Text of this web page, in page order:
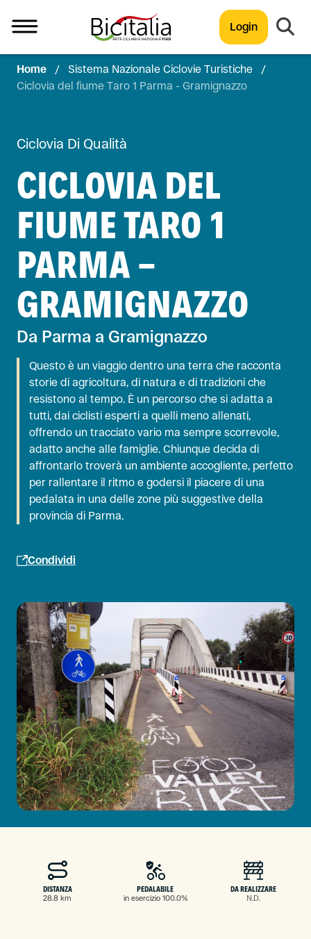
Login
TUTTO
Home / Sistema Nazionale Ciclovie Turistiche
/
Ciclovia del fiume Taro 1 Parma - Gramignazzo
Ciclovia Di Qualità
CICLOVIA DEL
FIUME TARO 1
PARMA -
GRAMIGNAZZO
Da Parma a Gramignazzo
Questo è un viaggio dentro una terra che racconta
storie di agricoltura, di natura e di tradizioni che
resistono al tempo. È un percorso che si adatta a
tutti, dai ciclisti esperti a quelli meno allenati,
offrendo un tracciato vario ma sempre scorrevole,
adatto anche alle famiglie. Chiunque decida di
affrontarlo troverà un ambiente accogliente, perfetto
per rallentare il ritmo e godersi il piacere di una
pedalata in una delle zone più suggestive della
provincia di Parma.
Condividi
DISTANZA
28.8 km
PEDALABILE
in esercizio 100.0%
DA REALIZZARE
N.D.